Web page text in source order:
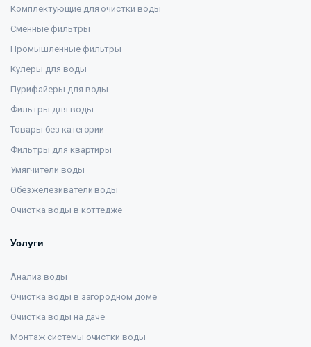
Комплектующие для очистки воды
Сменные фильтры
Промышленные фильтры
Кулеры для воды
Пурифайеры для воды
Фильтры для воды
Товары без категории
Фильтры для квартиры
Умягчители воды
Обезжелезиватели воды
Очистка воды в коттедже
Услуги
Анализ воды
Очистка воды в загородном доме
Очистка воды на даче
Монтаж системы очистки воды